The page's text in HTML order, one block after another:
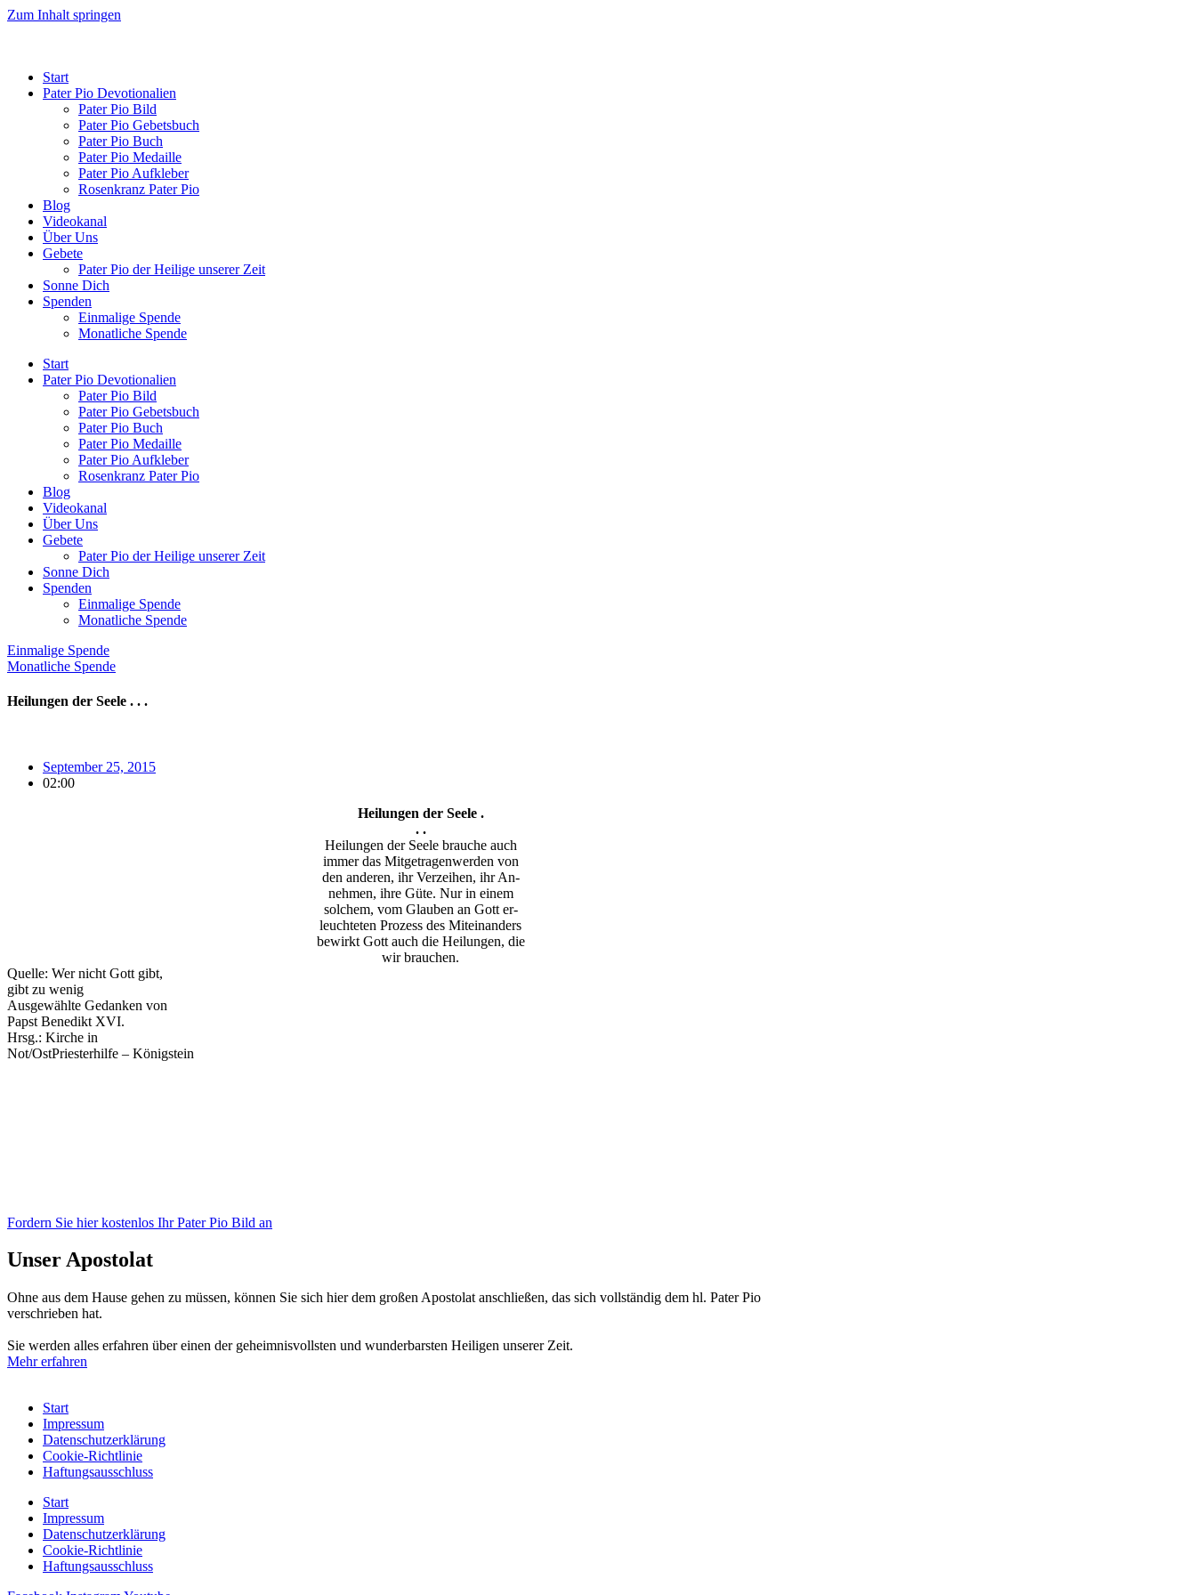
Zum Inhalt springen
Start
Pater Pio Devotionalien
Pater Pio Bild
Pater Pio Gebetsbuch
Pater Pio Buch
Pater Pio Medaille
Pater Pio Aufkleber
Rosenkranz Pater Pio
Blog
Videokanal
Über Uns
Gebete
Pater Pio der Heilige unserer Zeit
Sonne Dich
Spenden
Einmalige Spende
Monatliche Spende
Start
Pater Pio Devotionalien
Pater Pio Bild
Pater Pio Gebetsbuch
Pater Pio Buch
Pater Pio Medaille
Pater Pio Aufkleber
Rosenkranz Pater Pio
Blog
Videokanal
Über Uns
Gebete
Pater Pio der Heilige unserer Zeit
Sonne Dich
Spenden
Einmalige Spende
Monatliche Spende
Einmalige Spende
Monatliche Spende
Heilungen der Seele . . .
September 25, 2015
02:00
Heilungen der Seele .
. .
Heilungen der Seele brauche auch
immer das Mitgetragenwerden von
den anderen, ihr Verzeihen, ihr An-
nehmen, ihre Güte. Nur in einem
solchem, vom Glauben an Gott er-
leuchteten Prozess des Miteinanders
bewirkt Gott auch die Heilungen, die
wir brauchen.
Quelle: Wer nicht Gott gibt,
gibt zu wenig
Ausgewählte Gedanken von
Papst Benedikt XVI.
Hrsg.: Kirche in
Not/OstPriesterhilfe – Königstein
Fordern Sie hier kostenlos Ihr Pater Pio Bild an
Unser Apostolat
Ohne aus dem Hause gehen zu müssen, können Sie sich hier dem großen Apostolat anschließen, das sich vollständig dem hl. Pater Pio
verschrieben hat.
Sie werden alles erfahren über einen der geheimnisvollsten und wunderbarsten Heiligen unserer Zeit.
Mehr erfahren
Start
Impressum
Datenschutzerklärung
Cookie-Richtlinie
Haftungsausschluss
Start
Impressum
Datenschutzerklärung
Cookie-Richtlinie
Haftungsausschluss